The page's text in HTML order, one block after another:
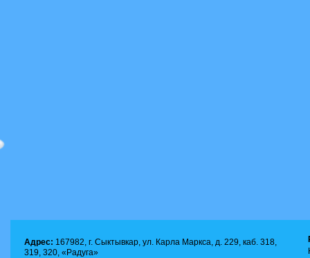
Адрес: 167982, г. Сыктывкар, ул. Карла Маркса, д. 229, каб. 318,
319, 320, «Радуга»